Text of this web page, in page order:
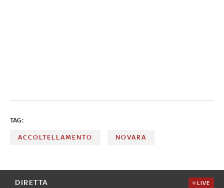
TAG:
ACCOLTELLAMENTO NOVARA
DIRETTA LIVE